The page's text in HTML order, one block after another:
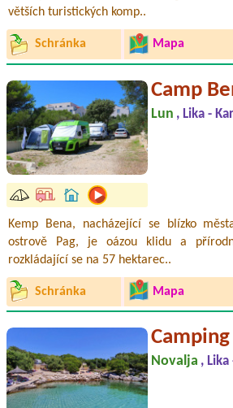
větších turistických komp..
Schránka Mapa
Camp
Lun , Lika -
Kemp Bena, nacházející se blízko
ostrově Pag, je oázou klidu a
rozkládající se na 57 hektarec..
Schránka Mapa
Novalja , Lika